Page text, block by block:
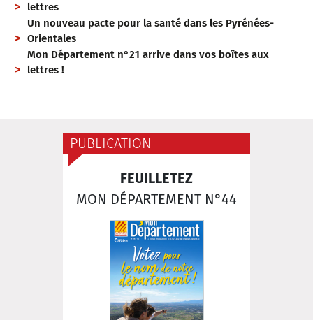
lettres
Un nouveau pacte pour la santé dans les Pyrénées-
Orientales
Mon Département n°21 arrive dans vos boîtes aux
lettres !
PUBLICATION
FEUILLETEZ
MON DÉPARTEMENT N°44